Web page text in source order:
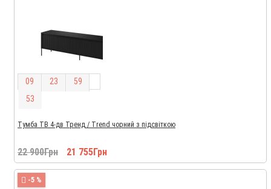
09 23 59
52
Тумба ТВ 4-дв Тренд / Trend чорний з підсвіткою
22 900Грн 21 755Грн
-5 %